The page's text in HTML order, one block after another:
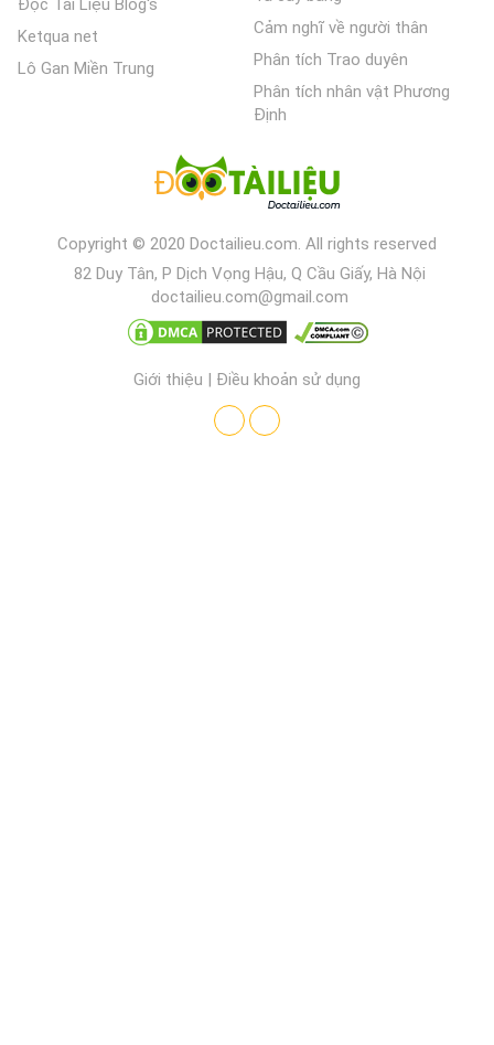
Đọc Tài Liệu Blog's
Ketqua net
Lô Gan Miền Trung
Cảm nghĩ về người thân
Phân tích Trao duyên
Phân tích nhân vật Phương
Định
Copyright © 2020 Doctailieu.com. All rights reserved
82 Duy Tân, P Dịch Vọng Hậu, Q Cầu Giấy, Hà Nội
doctailieu.com@gmail.com
Giới thiệu | Điều khoản sử dụng